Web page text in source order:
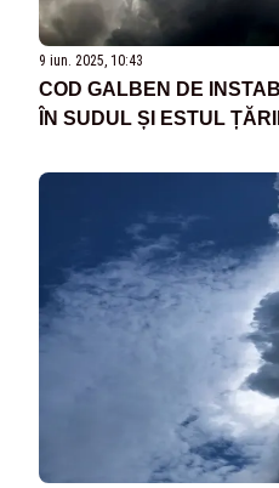
9 iun. 2025, 10:43
COD GALBEN DE
ÎN SUDUL ȘI ESTUL ȚĂRII